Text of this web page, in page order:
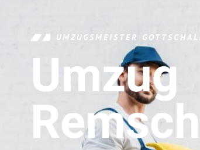
UMZUGSMEISTER
Umzug